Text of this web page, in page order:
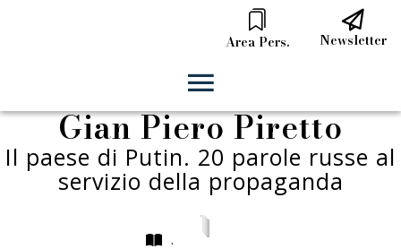
Area Pers. Newsletter
Gian Piero Piretto
Il paese di Putin. 20 parole russe al
servizio della propaganda
.